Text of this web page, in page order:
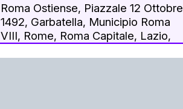
Roma Ostiense, Piazzale 12 Ottobre
1492, Garbatella, Municipio Roma
VIII, Rome, Roma Capitale, Lazio,